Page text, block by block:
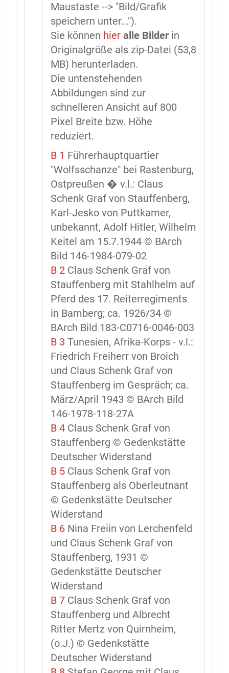
Maustaste --> "Bild/Grafik
speichern unter...").
Sie können hier alle Bilder in
Originalgröße als zip-Datei (53,8
MB) herunterladen.
Die untenstehenden
Abbildungen sind zur
schnelleren Ansicht auf 800
Pixel Breite bzw. Höhe
reduziert.
B 1 Führerhauptquartier
"Wolfsschanze" bei Rastenburg,
Ostpreußen � v.l.: Claus
Schenk Graf von Stauffenberg,
Karl-Jesko von Puttkamer,
unbekannt, Adolf Hitler, Wilhelm
Keitel am 15.7.1944 © BArch
Bild 146-1984-079-02
B 2 Claus Schenk Graf von
Stauffenberg mit Stahlhelm auf
Pferd des 17. Reiterregiments
in Bamberg; ca. 1926/34 ©
BArch Bild 183-C0716-0046-003
B 3 Tunesien, Afrika-Korps - v.l.:
Friedrich Freiherr von Broich
und Claus Schenk Graf von
Stauffenberg im Gespräch; ca.
März/April 1943 © BArch Bild
146-1978-118-27A
B 4 Claus Schenk Graf von
Stauffenberg © Gedenkstätte
Deutscher Widerstand
B 5 Claus Schenk Graf von
Stauffenberg als Oberleutnant
© Gedenkstätte Deutscher
Widerstand
B 6 Nina Freiin von Lerchenfeld
und Claus Schenk Graf von
Stauffenberg, 1931 ©
Gedenkstätte Deutscher
Widerstand
B 7 Claus Schenk Graf von
Stauffenberg und Albrecht
Ritter Mertz von Quirnheim,
(o.J.) © Gedenkstätte
Deutscher Widerstand